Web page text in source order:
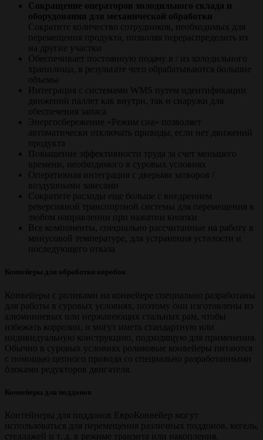
Сокращение операторов холодильного склада и
оборудования для механической обработки
Сократите количество сотрудников, необходимых для
перемещения продукта, позволяя перераспределить их
на другие участки
Обеспечивает постоянную подачу в / из холодильного
хранилища, в результате чего обрабатываются большие
объемы
Интеграция с системами WMS путем идентификации
движений паллет как внутри, так и снаружи для
обеспечения запаса
Энергосбережение «Режим сна» позволяет
автоматически отключать приводы, если нет движений
продукта
Повышение эффективности труда за счет меньшего
времени, необходимого в суровых условиях
Оперативная интеграция с дверьми затворов /
воздушными завесами
Сократите расходы еще больше с внедрением
реверсивной транспортной системы для перемещения в
любом направлении при нажатии кнопки
Все компоненты, специально рассчитанные на работу в
минусовой температуре, для устранения усталости и
последующего отказа
Конвейеры для обработки коробок
Конвейеры с роликами на конвейере специально разработаны
для работы в суровых условиях, поэтому они изготовлены из
алюминиевых или нержавеющих стальных рам, чтобы
избежать коррозии, и могут иметь стандартную или
индивидуальную конструкцию, подходящую для применения.
Обычно в суровых условиях роликовые конвейеры питаются
с помощью цепного привода со специально разработанными
блоками редукторов двигателя.
Конвейеры для поддонов
Контейнеры для поддонов ЕвроКонвейер могут
использоваться для перемещения различных поддонов, кегель,
стеллажей и т. д. в режиме транзита или накопления.